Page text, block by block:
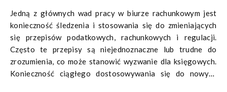
Jedną z głównych wad pracy w biurze rachunkowym jest
konieczność śledzenia i stosowania się do zmieniających
się przepisów podatkowych, rachunkowych i regulacji.
Często te przepisy są niejednoznaczne lub trudne do
zrozumienia, co może stanowić wyzwanie dla księgowych.
Konieczność ciągłego dostosowywania się do nowych